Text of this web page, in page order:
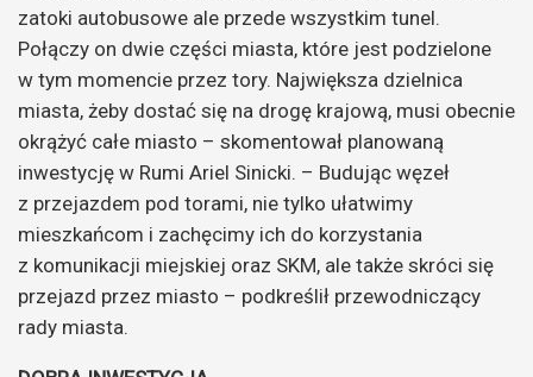
zatoki autobusowe ale przede wszystkim tunel.
Połączy on dwie części miasta, które jest podzielone
w tym momencie przez tory. Największa dzielnica
miasta, żeby dostać się na drogę krajową, musi obecnie
okrążyć całe miasto – skomentował planowaną
inwestycję w Rumi Ariel Sinicki. – Budując węzeł
z przejazdem pod torami, nie tylko ułatwimy
mieszkańcom i zachęcimy ich do korzystania
z komunikacji miejskiej oraz SKM, ale także skróci się
przejazd przez miasto – podkreślił przewodniczący
rady miasta.